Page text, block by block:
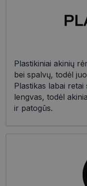
Plastikiniai akinių
bei spalvų, todėl
Plastikas labai
lengvas, todėl
ir patogūs.